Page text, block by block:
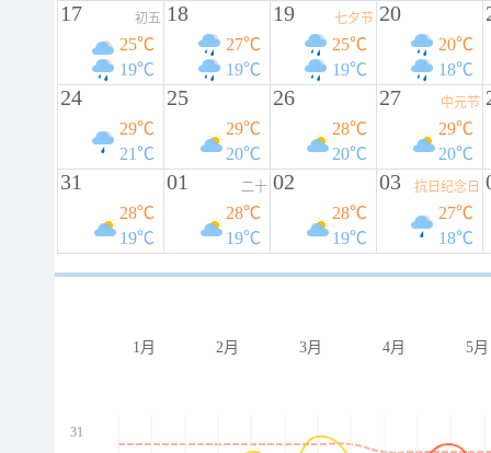
17 初五
25℃
19℃
18
27℃
19℃
19 七夕节
25℃
19℃
20
20℃
18℃
24
29℃
21℃
25
29℃
20℃
26
28℃
20℃
27 中元节
29℃
20℃
31
28℃
19℃
01 二十
28℃
19℃
02
28℃
19℃
03 抗日纪念日
27℃
18℃
1月 2月 3月 4月 5月
31